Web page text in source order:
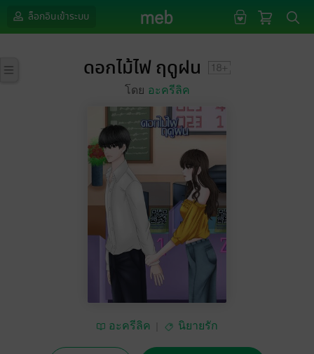
ล็อกอินเข้าระบบ
ดอกไม้ไฟ ฤดูฝน
โดย อะครีลิค
อะครีลิค นิยายรัก